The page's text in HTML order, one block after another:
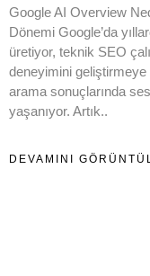
Google AI Overview
Dönemi Google’da
üretiyor, teknik SEO
deneyimini
arama sonuçlarında
yaşanıyor. Artık..
DEVAMINI